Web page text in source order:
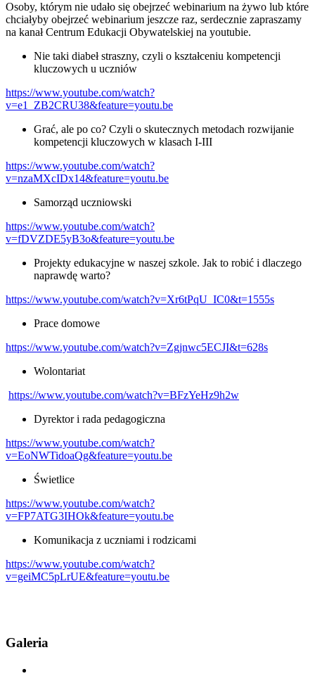
Osoby, którym nie udało się obejrzeć webinarium na żywo lub które
chciałyby obejrzeć webinarium jeszcze raz, serdecznie zapraszamy
na kanał Centrum Edukacji Obywatelskiej na youtubie.
Nie taki diabeł straszny, czyli o kształceniu kompetencji
kluczowych u uczniów
https://www.youtube.com/watch?
v=e1_ZB2CRU38&feature=youtu.be
Grać, ale po co? Czyli o skutecznych metodach rozwijanie
kompetencji kluczowych w klasach I-III
https://www.youtube.com/watch?
v=nzaMXcIDx14&feature=youtu.be
Samorząd uczniowski
https://www.youtube.com/watch?
v=fDVZDE5yB3o&feature=youtu.be
Projekty edukacyjne w naszej szkole. Jak to robić i dlaczego
naprawdę warto?
https://www.youtube.com/watch?v=Xr6tPqU_IC0&t=1555s
Prace domowe
https://www.youtube.com/watch?v=Zgjnwc5ECJI&t=628s
Wolontariat
https://www.youtube.com/watch?v=BFzYeHz9h2w
Dyrektor i rada pedagogiczna
https://www.youtube.com/watch?
v=EoNWTidoaQg&feature=youtu.be
Świetlice
https://www.youtube.com/watch?
v=FP7ATG3IHOk&feature=youtu.be
Komunikacja z uczniami i rodzicami
https://www.youtube.com/watch?
v=geiMC5pLrUE&feature=youtu.be
Galeria